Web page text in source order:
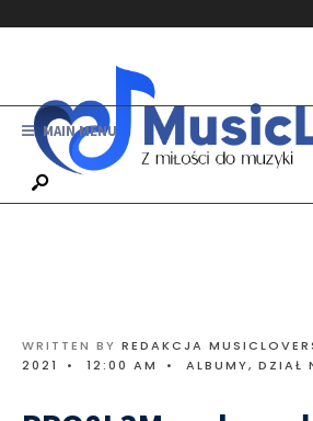
MAIN MENU
WRITTEN BY REDAKCJA
2021
• 12:00 AM • ALBUMY, DZIAŁ